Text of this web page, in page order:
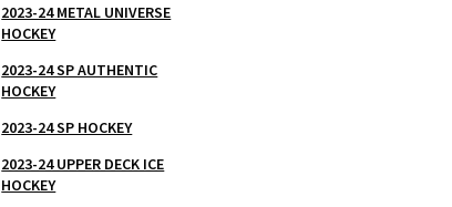
2023-24 METAL UNIVERSE
HOCKEY
2023-24 SP AUTHENTIC
HOCKEY
2023-24 SP HOCKEY
2023-24 UPPER DECK ICE
HOCKEY